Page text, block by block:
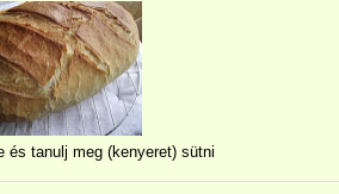
és tanulj meg (kenyeret) sütni